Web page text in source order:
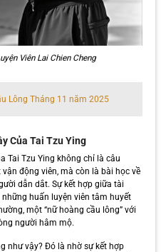
Viên Lai Chien Cheng
Lông Tháng 11 năm 2025
Của Tai Tzu Ying
Tai Tzu Ying không chỉ là câu
động viên, mà còn là bài học về
dẫn dắt. Sự kết hợp giữa tài
huấn luyện viên tâm huyết
một “nữ hoàng cầu lông” với
người hâm mộ.
như vậy? Đó là nhờ sự kết hợp